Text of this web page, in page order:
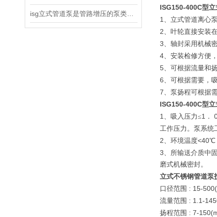
ISG150-400C型
1 、立式管道离心
2、叶轮直接安装
3、轴封采用机械
4、安装检修方便
5、可根据流量和
6、可根据需要，
7、泵扬程可根据
ISG150-400C型
1 、吸入压力≤1 ．
工作压力。泵系统
2、环境温度<40℃
3、所输送介质中
磨式机械密封。
立式不锈钢管道泵
口径范围 : 15-
流量范围 : 1.1-
扬程范围 : 7-